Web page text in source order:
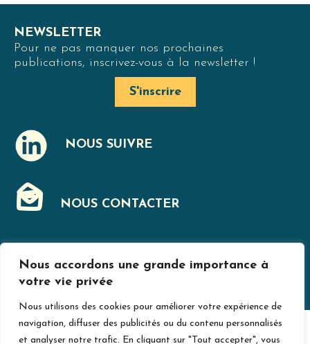
Nous accordons une grande importance à
votre vie privée
Nous utilisons des cookies pour améliorer votre expérience de
navigation, diffuser des publicités ou du contenu personnalisés
et analyser notre trafic. En cliquant sur "Tout accepter", vous
NEWSLETTER
Pour ne pas manquer nos prochaines
publications, inscrivez-vous à la newsletter !
S'inscrire
NOUS SUIVRE
J NOUS CONTACTER
FMENTIONS LÉGALES
© Jurislogement 2024
Avec le soutien de